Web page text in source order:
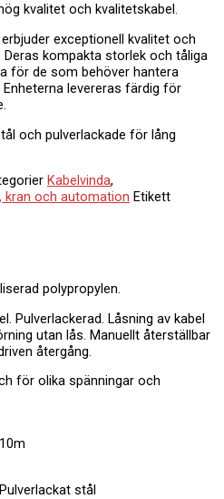
kvalitet och kvalitetskabel.
exceptionell kvalitet och
Deras kompakta storlek och tåliga
för de som behöver hantera
Enheterna levereras färdig för
och pulverlackade för lång
Kabelvinda,
kran och automation Etikett
polypropylen.
Pulverlackerad. Låsning av kabel
utan lås. Manuellt återställbar
återgång.
för olika spänningar och
10m
Pulverlackat stål